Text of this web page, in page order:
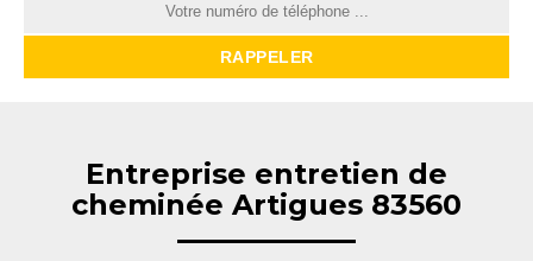
Entreprise entretien de
cheminée Artigues 83560